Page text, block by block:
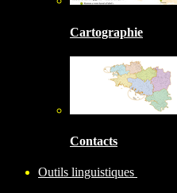
Cartographie
Contacts
Outils linguistiques